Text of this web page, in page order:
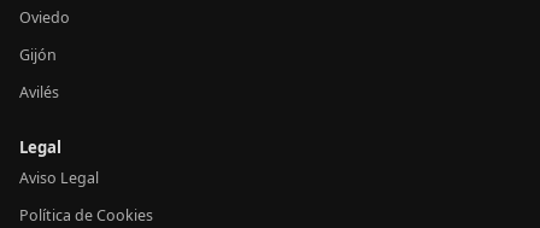
Oviedo
Gijón
Avilés
Legal
Aviso Legal
Política de Cookies